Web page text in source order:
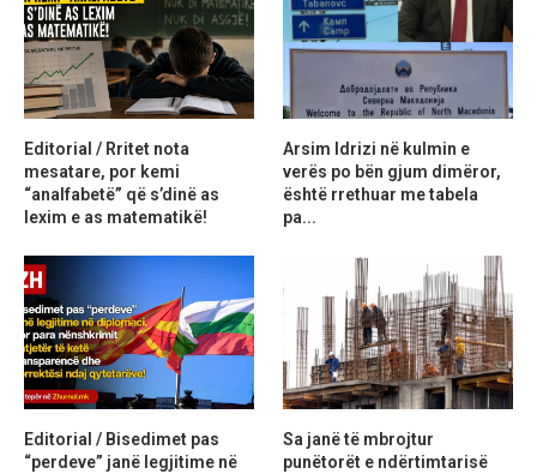
Editorial / Rritet nota
mesatare, por kemi
“analfabetë” që s’dinë as
lexim e as matematikë!
Arsim Idrizi në kulmin e
verës po bën gjum dimëror,
është rrethuar me tabela
pa...
Editorial / Bisedimet pas
“perdeve” janë legjitime në
Sa janë të mbrojtur
punëtorët e ndërtimtarisë